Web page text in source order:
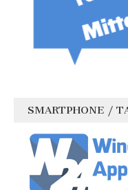
SMARTPHONE /